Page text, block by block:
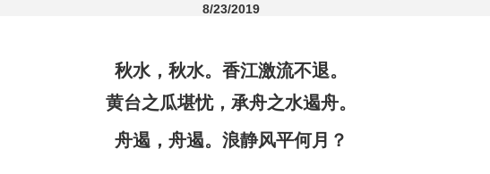
8/23/2019
秋水，秋水。香江激流不退。
黄台之瓜堪忧，承舟之水遏舟。
舟遏，舟遏。浪静风平何月？